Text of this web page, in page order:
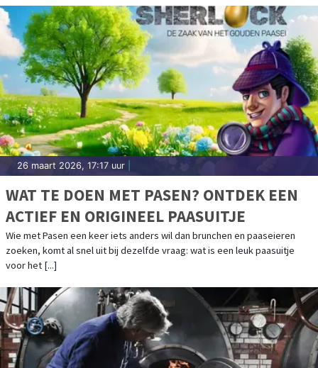
26 maart 2026, 17:17 uur
WAT TE DOEN MET PASEN? ONTDEK EEN
ACTIEF EN ORIGINEEL PAASUITJE
Wie met Pasen een keer iets anders wil dan brunchen en paaseieren
zoeken, komt al snel uit bij dezelfde vraag: wat is een leuk paasuitje
voor het [...]